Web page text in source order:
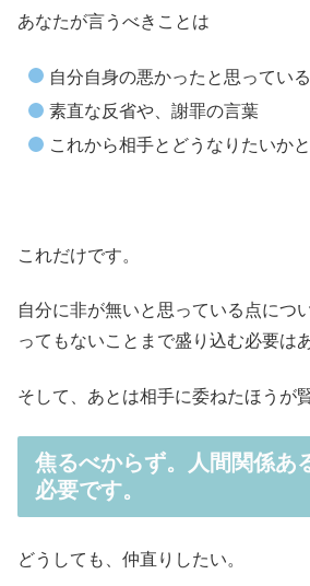
あなたが言うべきことは
自分自身の悪かったと思ってい
素直な反省や、謝罪の言葉
これから相手とどうなりたいか
これだけです。
自分に非が無いと思っている点につ
ってもないことまで盛り込む必要は
そして、あとは相手に委ねたほうが
焦るべからず。人間関係あ
必要です。
どうしても、仲直りしたい。